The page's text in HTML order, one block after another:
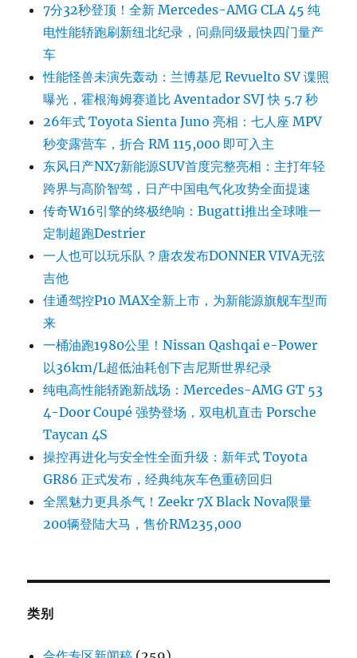
7分32秒登顶！全新 Mercedes-AMG CLA 45 纯
电性能轿跑刷新纽北纪录，问鼎同级最快四门量产
车
性能怪兽未演先轰动：兰博基尼 Revuelto SV 谍照
曝光，霍根海姆赛道比 Aventador SVJ 快 5.7 秒
26年式 Toyota Sienta Juno 亮相：七人座 MPV
秒变露营车，折合 RM 115,000 即可入主
东风日产NX7新能源SUV首度完整亮相：主打年轻
跨界与高阶智驾，日产中国电气化攻势全面提速
传奇W16引擎的终极绝响：Bugatti推出全球唯一
定制超跑Destrier
一人也可以玩乐队？唐农发布DONNER VIVA无弦
吉他
佳通驾控P10 MAX全新上市，为新能源旗舰车型而
来
一桶油跑1980公里！Nissan Qashqai e-Power
以36km/L超低油耗创下吉尼斯世界纪录
纯电高性能轿跑新战场：Mercedes-AMG GT 53
4-Door Coupé 强势登场，双电机直击 Porsche
Taycan 4S
操控再进化与安全性全面升级：新年式 Toyota
GR86 正式发布，经典纯灰车色重磅回归
全黑魅力更具杀气！Zeekr 7X Black Nova限量
200辆登陆大马，售价RM235,000
类别